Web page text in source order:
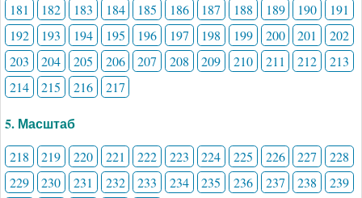
181 182 183 184 185 186 187 188 189 190
191
192
193 194 195 196 197 198 199 200 201
202
203
204 205 206 207 208 209 210 211 212
213
214
215 216 217
5. Масштаб
218 219 220 221 222 223 224 225 226 227
228
229
230 231 232 233 234 235 236 237 238
239